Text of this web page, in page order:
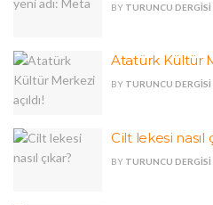
BY TURUNCU DERGISI
Atatürk Kültür
BY TURUNCU DERGISI
Cilt lekesi nasıl
BY TURUNCU DERGISI